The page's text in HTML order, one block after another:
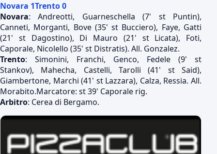
Novara 1Trento 0
Novara: Andreotti, Guarneschella (7' st Puntin),
Canneti, Morganti, Bove (35' st Bucciero), Faye, Gatti
(21' st Dagostino), Di Mauro (21' st Licata), Foti,
Caporale, Nicolello (35' st Distratis). All. Gonzalez.
Trento: Simonini, Franchi, Genco, Fedele (9' st
Stankov), Mahecha, Castelli, Tarolli (41' st Said),
Giambertone, Marchi (41' st Lazzara), Calza, Ressia. All.
Morabito.Marcatore: st 39' Caporale rig.
Arbitro: Cerea di Bergamo.